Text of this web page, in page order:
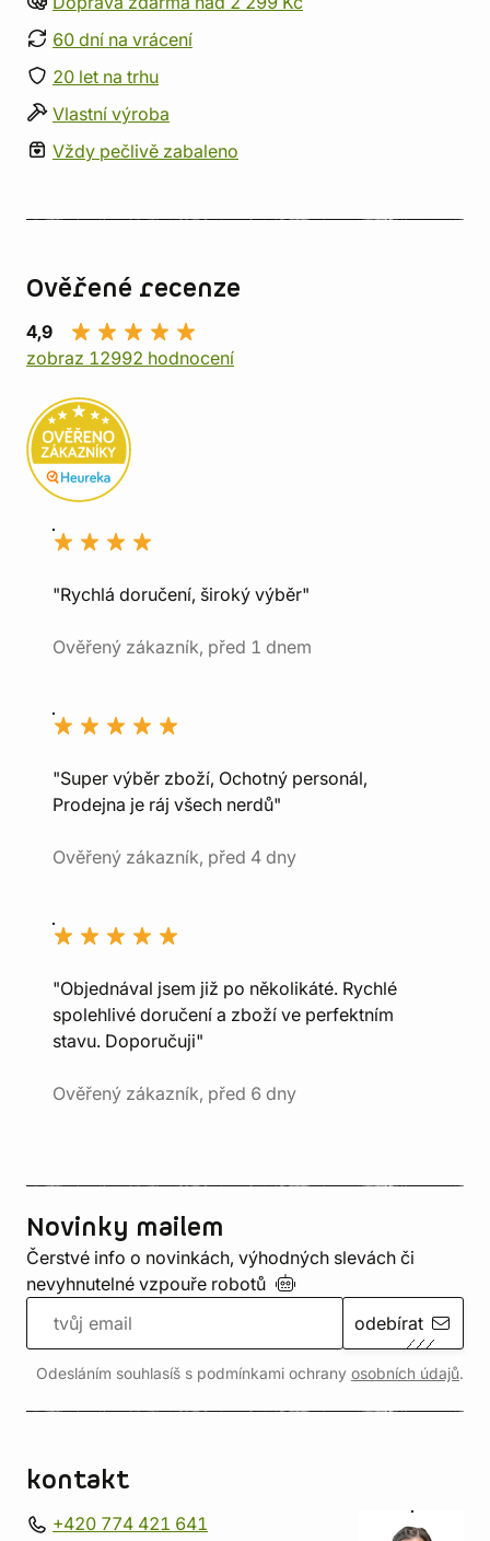
60 dní na vrácení
20 let na trhu
Vlastní výroba
Vždy pečlivě zabaleno
Ověřené recenze
4,9
zobraz 12992 hodnocení
"Rychlá doručení, široký výběr"
Ověřený zákazník, před 1 dnem
"Super výběr zboží, Ochotný personál,
Prodejna je ráj všech nerdů"
Ověřený zákazník, před 4 dny
"Objednával jsem již po několikáté. Rychlé
spolehlivé doručení a zboží ve perfektním
stavu. Doporučuji"
Ověřený zákazník, před 6 dny
Novinky mailem
Čerstvé info o novinkách, výhodných slevách či
nevyhnutelné vzpouře robotů
odebírat
Odesláním souhlasíš s podmínkami ochrany osobních údajů.
kontakt
+420 774 421 641